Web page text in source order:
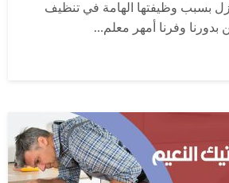
بسبب وظيفتها الهامة في تنظيف
بدورنا وفرنا أمهر معلم…